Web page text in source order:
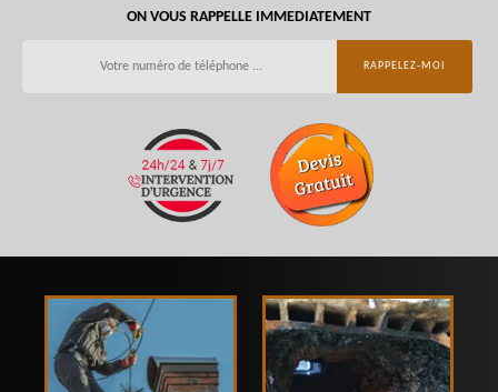
ON VOUS RAPPELLE IMMEDIATEMENT